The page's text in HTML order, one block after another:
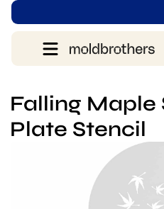
Falling Maple
Plate Stencil